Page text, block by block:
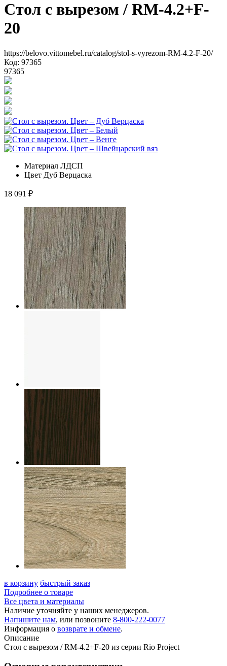
Стол с вырезом / RM-4.2+F-
20
https://belovo.vittomebel.ru/catalog/stol-s-vyrezom-RM-4.2-F-20/
Код: 97365
97365
Материал ЛДСП
Цвет Дуб Верцаска
18 091 ₽
в корзину быстрый заказ
Подробнее о товаре
Все цвета и материалы
Наличие уточняйте у наших менеджеров.
Напишите нам, или позвоните 8-800-222-0077
Информация о возврате и обмене.
Описание
Стол с вырезом / RM-4.2+F-20 из серии Rio Project